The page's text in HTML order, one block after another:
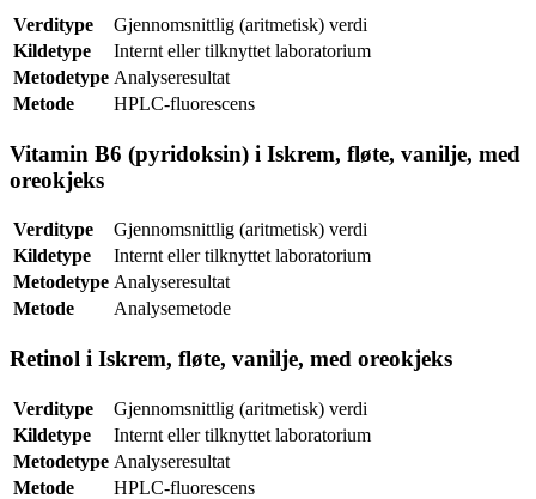
Verditype
Gjennomsnittlig (aritmetisk) verdi
Kildetype
Internt eller tilknyttet laboratorium
Metodetype Analyseresultat
Metode
HPLC-fluorescens
Vitamin B6 (pyridoksin) i Iskrem, fløte, vanilje, med
oreokjeks
Verditype
Gjennomsnittlig (aritmetisk) verdi
Kildetype
Internt eller tilknyttet laboratorium
Metodetype Analyseresultat
Metode
Analysemetode
Retinol i Iskrem, fløte, vanilje, med oreokjeks
Verditype
Gjennomsnittlig (aritmetisk) verdi
Kildetype
Internt eller tilknyttet laboratorium
Metodetype Analyseresultat
Metode
HPLC-fluorescens